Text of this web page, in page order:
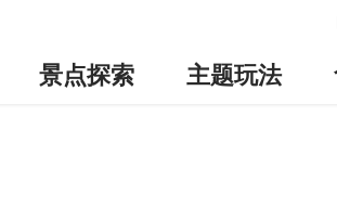
景点探索 主题玩法